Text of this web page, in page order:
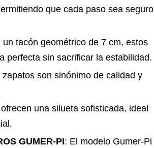
que cada paso sea seguro
un tacón geométrico de 7 cm, estos
perfecta sin sacrificar la estabilidad.
son sinónimo de calidad y
una silueta sofisticada, ideal
GUMER-PI: El modelo Gumer-Pi